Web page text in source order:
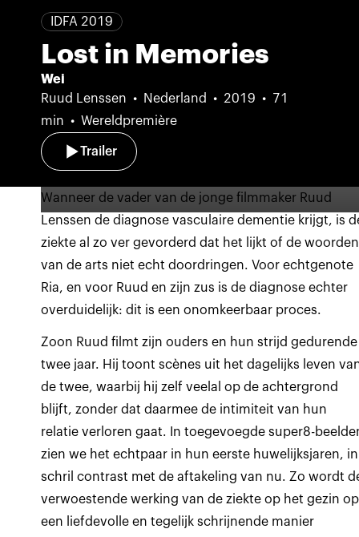
IDFA 2019
Lost in Memories
Wei
Ruud Lenssen
Nederland 2019
71
min
Wereldpremière
Trailer
Wanneer de vader van de jonge filmmaker Ruud
Lenssen de diagnose vasculaire dementie krijgt, is
ziekte al zo ver gevorderd dat het lijkt of de woorden
van de arts niet echt doordringen. Voor echtgenote
Ria, en voor Ruud en zijn zus is de diagnose echter
overduidelijk: dit is een onomkeerbaar proces.
Zoon Ruud filmt zijn ouders en hun strijd gedurende
twee jaar. Hij toont scènes uit het dagelijks leven
de twee, waarbij hij zelf veelal op de achtergrond
blijft, zonder dat daarmee de intimiteit van hun
relatie verloren gaat. In toegevoegde super8-
zien we het echtpaar in hun eerste huwelijksjaren, in
schril contrast met de aftakeling van nu. Zo wordt
verwoestende werking van de ziekte op het gezin op
een liefdevolle en tegelijk schrijnende manier